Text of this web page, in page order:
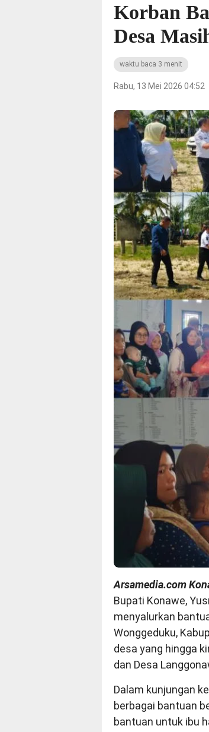
Korban
Desa
waktu baca 3 menit
Rabu, 13 Mei 2026 04:52
Arsamedia.com
Bupati Konawe,
menyalurkan
Wonggeduku,
desa yang hingga
dan Desa
Dalam kunjungan
berbagai bantuan
bantuan untuk ibu